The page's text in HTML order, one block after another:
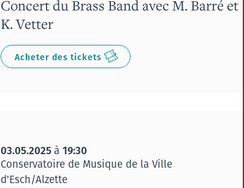
Concert du Brass Band avec M. Barré et
K. Vetter
Acheter des tickets
03.05.2025à 19:30
Conservatoire de Musique de la Ville
d'Esch/Alzette